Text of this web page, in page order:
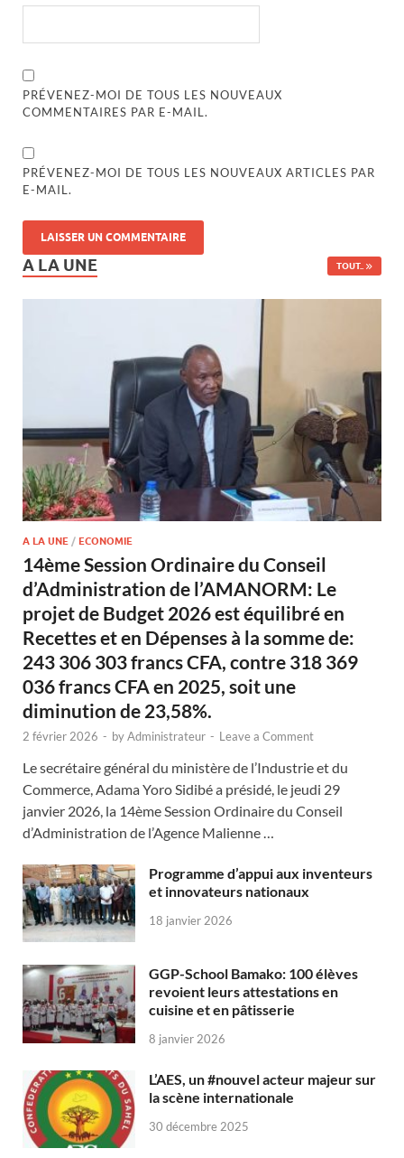
PRÉVENEZ-MOI DE TOUS LES NOUVEAUX
COMMENTAIRES PAR E-MAIL.
PRÉVENEZ-MOI DE TOUS LES NOUVEAUX ARTICLES PAR
E-MAIL.
A LA UNE TOUT..
A LA UNE / ECONOMIE
14ème Session Ordinaire du Conseil
d’Administration de l’AMANORM: Le
projet de Budget 2026 est équilibré en
Recettes et en Dépenses à la somme de:
243 306 303 francs CFA, contre 318 369
036 francs CFA en 2025, soit une
diminution de 23,58%.
2 février 2026 - byAdministrateur - Leave a Comment
Le secrétaire général du ministère de l’Industrie et du
Commerce, Adama Yoro Sidibé a présidé, le jeudi 29
janvier 2026, la 14ème Session Ordinaire du Conseil
d’Administration de l’Agence Malienne …
Programme d’appui aux inventeurs
et innovateurs nationaux
18 janvier 2026
GGP-School Bamako: 100 élèves
revoient leurs attestations en
cuisine et en pâtisserie
8 janvier 2026
L’AES, un #nouvel acteur majeur sur
la scène internationale
30 décembre 2025